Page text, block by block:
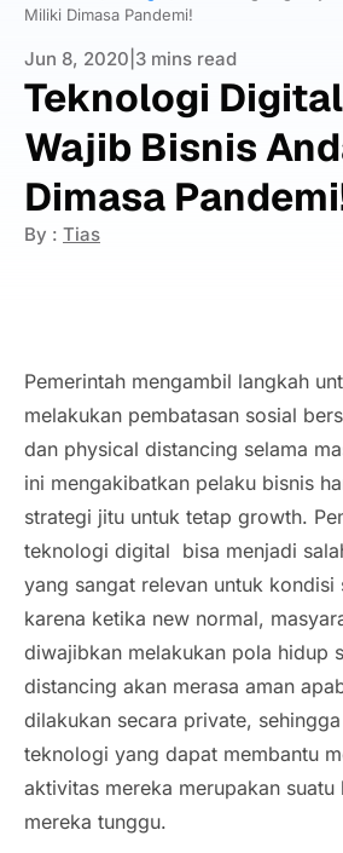
Miliki Dimasa Pandemi!
Jun 8, 2020 3 mins read
Teknologi
Wajib Bisnis
Dimasa
By : Tias
Pemerintah mengambil langkah
melakukan pembatasan sosial
dan physical distancing selama
ini mengakibatkan pelaku bisnis
strategi jitu untuk tetap growth.
teknologi digital bisa menjadi
yang sangat relevan untuk kondisi
karena ketika new normal,
diwajibkan melakukan pola hidup
distancing akan merasa aman
dilakukan secara private,
teknologi yang dapat membantu
aktivitas mereka merupakan
mereka tunggu.